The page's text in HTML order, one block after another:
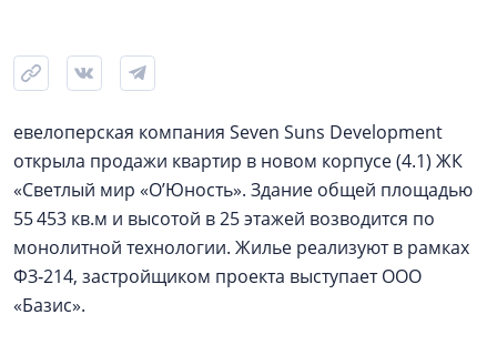
евелоперская компания Seven Suns Development
открыла продажи квартир в новом корпусе (4.1) ЖК
«Светлый мир «О’Юность». Здание общей площадью
55 453 кв.м и высотой в 25 этажей возводится по
монолитной технологии. Жилье реализуют в рамках
ФЗ‑214, застройщиком проекта выступает ООО
«Базис».